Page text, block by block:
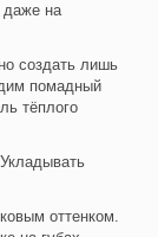
даже на
создать лишь
помадный
тёплого
оттенком.